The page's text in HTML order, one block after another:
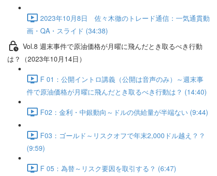
2023年10月8日 佐々木徹のトレード通信：一気通貫動
画・QA・スライド (34:38)
Vol.8 週末事件で原油価格が月曜に飛んだとき取るべき行動
は？（2023年10月14日）
F 01：公開イントロ講義（公開は音声のみ）～週末事
件で原油価格が月曜に飛んだとき取るべき行動は？ (14:40)
F02：金利・中銀動向～ドルの供給量が半端ない (9:44)
F03：ゴールド～リスクオフで年末2,000ドル越え？？
(9:59)
F 05：為替～リスク要因を取引する？ (6:47)